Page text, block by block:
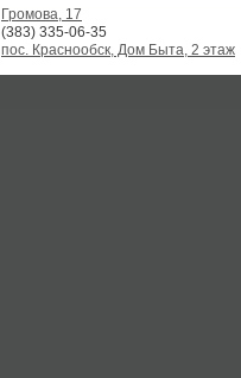
Громова, 17
(383) 335-06-35
пос. Краснообск, Дом Быта, 2 этаж